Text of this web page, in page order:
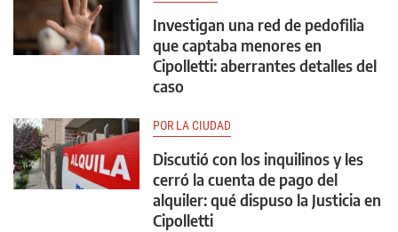
Investigan una red de pedofilia
que captaba menores en
Cipolletti: aberrantes detalles del
caso
POR LA CIUDAD
Discutió con los inquilinos y les
cerró la cuenta de pago del
alquiler: qué dispuso la Justicia en
Cipolletti